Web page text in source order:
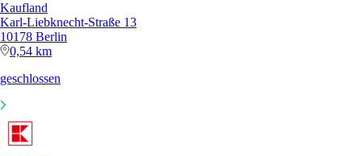
Kaufland
Karl-Liebknecht-Straße 13
10178 Berlin
0,54 km
geschlossen